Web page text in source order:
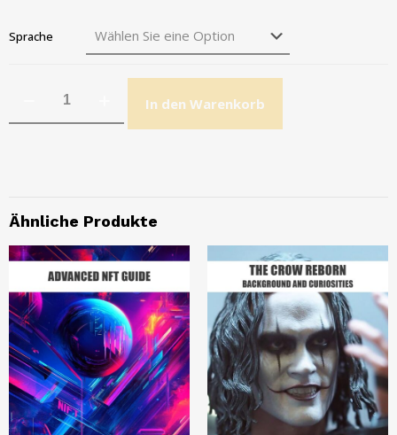
Sprache
In den Warenkorb
Ähnliche Produkte